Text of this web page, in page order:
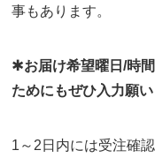
事もあります。
✱お届け希望曜日/時
ためにもぜひ入力願
1～2日内には受注確